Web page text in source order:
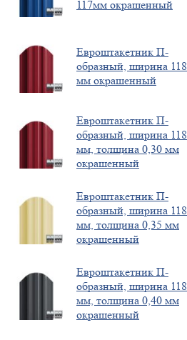
117мм окрашенный
Евроштакетник П-
образный, ширина 118
мм окрашенный
Евроштакетник П-
образный, ширина 118
мм, толщина 0,30 мм
окрашенный
Евроштакетник П-
образный, ширина 118
мм, толщина 0,35 мм
окрашенный
Евроштакетник П-
образный, ширина 118
мм, толщина 0,40 мм
окрашенный